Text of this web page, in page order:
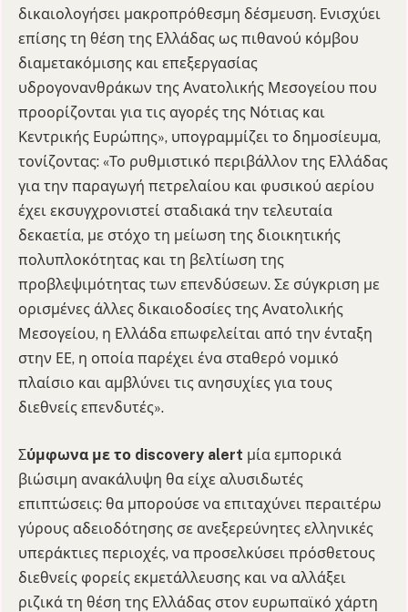
δικαιολογήσει μακροπρόθεσμη δέσμευση. Ενισχύει
επίσης τη θέση της Ελλάδας ως πιθανού κόμβου
διαμετακόμισης και επεξεργασίας
υδρογονανθράκων της Ανατολικής Μεσογείου που
προορίζονται για τις αγορές της Νότιας και
Κεντρικής Ευρώπης», υπογραμμίζει το δημοσίευμα,
τονίζοντας: «Το ρυθμιστικό περιβάλλον της Ελλάδας
για την παραγωγή πετρελαίου και φυσικού αερίου
έχει εκσυγχρονιστεί σταδιακά την τελευταία
δεκαετία, με στόχο τη μείωση της διοικητικής
πολυπλοκότητας και τη βελτίωση της
προβλεψιμότητας των επενδύσεων. Σε σύγκριση με
ορισμένες άλλες δικαιοδοσίες της Ανατολικής
Μεσογείου, η Ελλάδα επωφελείται από την ένταξη
στην ΕΕ, η οποία παρέχει ένα σταθερό νομικό
πλαίσιο και αμβλύνει τις ανησυχίες για τους
διεθνείς επενδυτές».
Σύμφωνα με το discovery alert μία εμπορικά
βιώσιμη ανακάλυψη θα είχε αλυσιδωτές
επιπτώσεις: θα μπορούσε να επιταχύνει περαιτέρω
γύρους αδειοδότησης σε ανεξερεύνητες ελληνικές
υπεράκτιες περιοχές, να προσελκύσει πρόσθετους
διεθνείς φορείς εκμετάλλευσης και να αλλάξει
ριζικά τη θέση της Ελλάδας στον ευρωπαϊκό χάρτη